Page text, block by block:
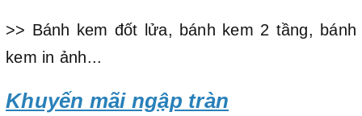
>> Bánh kem đốt lửa, bánh kem 2 tầng, bánh
kem in ảnh...
Khuyến mãi ngập tràn